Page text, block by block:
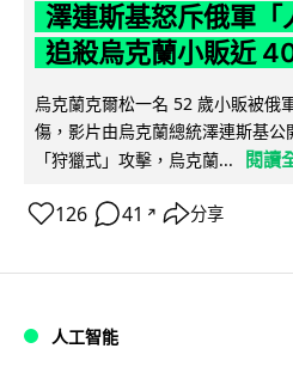
澤連斯基怒斥俄軍「
追殺烏克蘭小販近
烏克蘭克爾松一名 52 歲小販被俄
傷，影片由烏克蘭總統澤連斯基
「狩獵式」攻擊，烏克蘭...
閱讀
126 41 ↗ 分享
人工智能